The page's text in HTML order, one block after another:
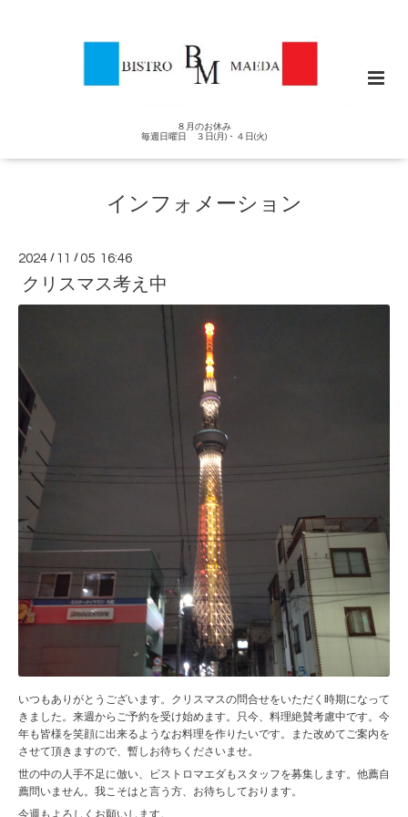
８月のお休み
毎週日曜日 ３日(月)・４日(火)
インフォメーション
2024 / 11 /05 16:46
クリスマス考え中
いつもありがとうございます。クリスマスの問合せをいただく時期になって
きました。来週からご予約を受け始めます。只今、料理絶賛考慮中です。今
年も皆様を笑顔に出来るようなお料理を作りたいです。また改めてご案内を
させて頂きますので、暫しお待ちくださいませ。
世の中の人手不足に倣い、ビストロマエダもスタッフを募集します。他薦自
薦問いません。我こそはと言う方、お待ちしております。
今週もよろしくお願いします。